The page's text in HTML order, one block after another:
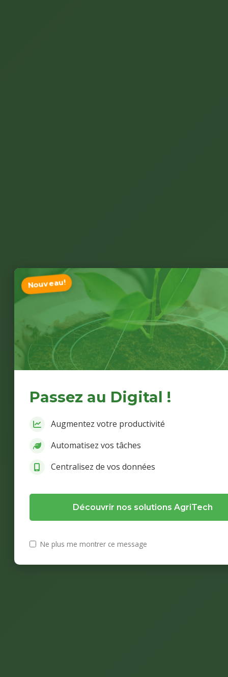
Nouveau!
Passez au Digital !
Augmentez votre productivité
Automatisez vos tâches
Centralisez de vos données
Découvrir nos solutions AgriTech
Ne plus me montrer ce message